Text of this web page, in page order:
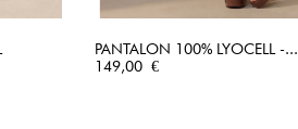
PANTALON 100% LYOCELL -...
Prix
149,00 €